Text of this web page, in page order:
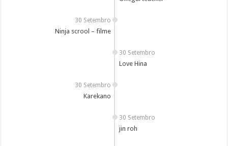
30 Setembro
Ninja scrool – filme
30 Setembro
Love Hina
30 Setembro
Karekano
30 Setembro
jin roh